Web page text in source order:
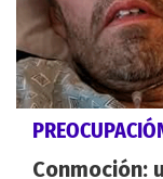
Conmoción: